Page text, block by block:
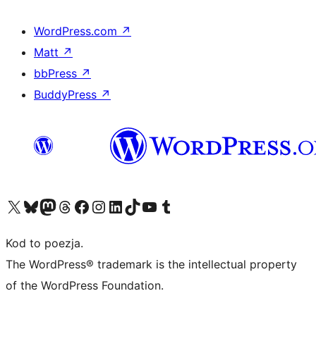
WordPress.com ↗
Matt ↗
bbPress ↗
BuddyPress ↗
Odwiedź nasze konto X (dawniej Twitter)
Odwiedź nasze konto Bluesky
Odwiedź nasze konto na Mastodoncie
Odwiedź naszego Threadsa
Odwiedź naszego Facebooka
Odwiedź nasze konto na Instagramie
Odwiedź nasze konto na LinkedIn
Odwiedź naszego TikToka
Odwiedź nasz kanał YouTube
Odwiedź naszego Tumblra
Kod to poezja.
The WordPress® trademark is the intellectual property
of the WordPress Foundation.